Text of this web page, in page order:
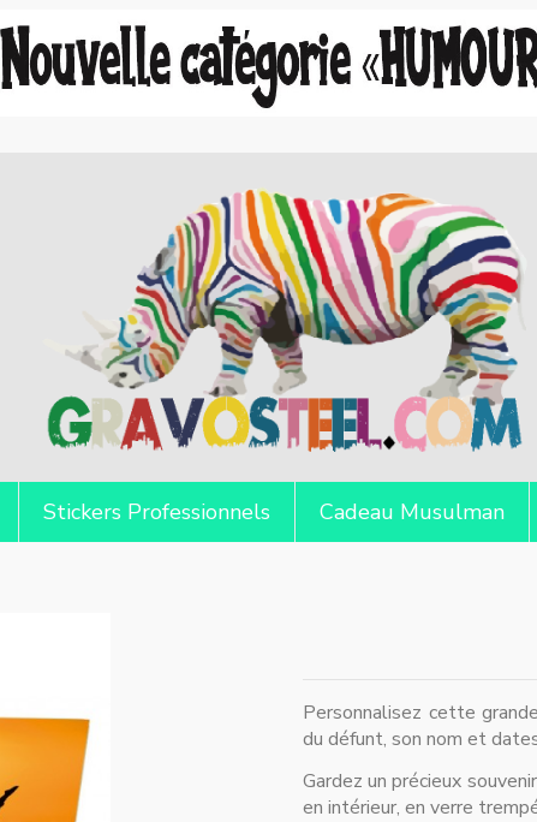
Stickers Professionnels Cadeau Musulman
Personnalisez cette
du défunt, son nom et
Gardez un précieux
en intérieur, en verre